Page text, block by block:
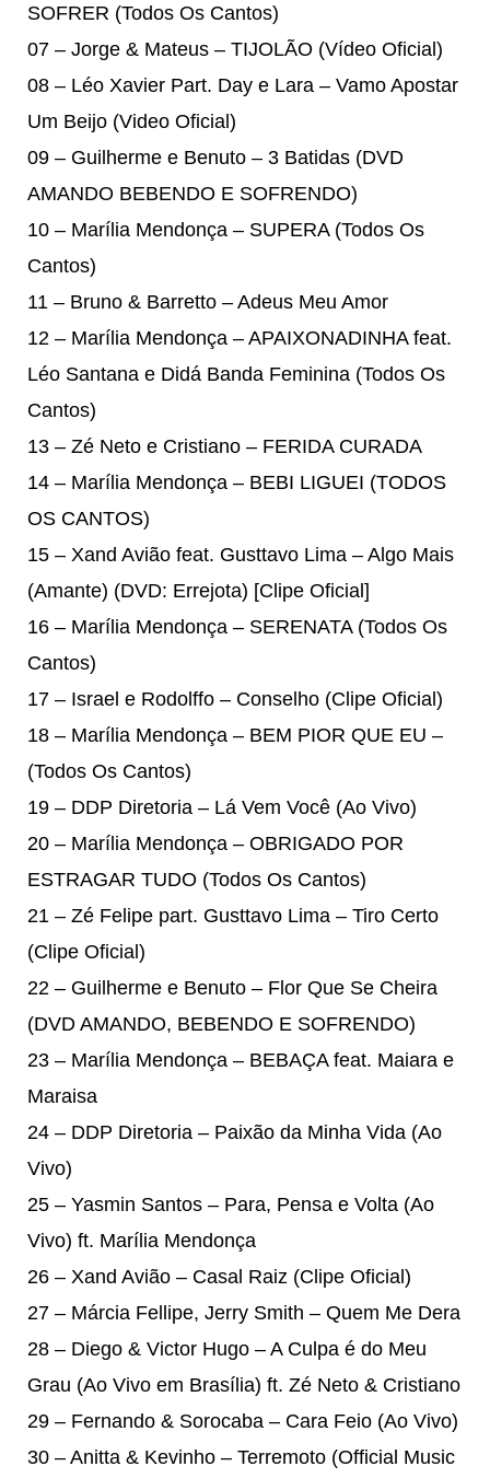
SOFRER (Todos Os Cantos)
07 – Jorge & Mateus – TIJOLÃO (Vídeo Oficial)
08 – Léo Xavier Part. Day e Lara – Vamo Apostar
Um Beijo (Video Oficial)
09 – Guilherme e Benuto – 3 Batidas (DVD
AMANDO BEBENDO E SOFRENDO)
10 – Marília Mendonça – SUPERA (Todos Os
Cantos)
11 – Bruno & Barretto – Adeus Meu Amor
12 – Marília Mendonça – APAIXONADINHA feat.
Léo Santana e Didá Banda Feminina (Todos Os
Cantos)
13 – Zé Neto e Cristiano – FERIDA CURADA
14 – Marília Mendonça – BEBI LIGUEI (TODOS
OS CANTOS)
15 – Xand Avião feat. Gusttavo Lima – Algo Mais
(Amante) (DVD: Errejota) [Clipe Oficial]
16 – Marília Mendonça – SERENATA (Todos Os
Cantos)
17 – Israel e Rodolffo – Conselho (Clipe Oficial)
18 – Marília Mendonça – BEM PIOR QUE EU –
(Todos Os Cantos)
19 – DDP Diretoria – Lá Vem Você (Ao Vivo)
20 – Marília Mendonça – OBRIGADO POR
ESTRAGAR TUDO (Todos Os Cantos)
21 – Zé Felipe part. Gusttavo Lima – Tiro Certo
(Clipe Oficial)
22 – Guilherme e Benuto – Flor Que Se Cheira
(DVD AMANDO, BEBENDO E SOFRENDO)
23 – Marília Mendonça – BEBAÇA feat. Maiara e
Maraisa
24 – DDP Diretoria – Paixão da Minha Vida (Ao
Vivo)
25 – Yasmin Santos – Para, Pensa e Volta (Ao
Vivo) ft. Marília Mendonça
26 – Xand Avião – Casal Raiz (Clipe Oficial)
27 – Márcia Fellipe, Jerry Smith – Quem Me Dera
28 – Diego & Victor Hugo – A Culpa é do Meu
Grau (Ao Vivo em Brasília) ft. Zé Neto & Cristiano
29 – Fernando & Sorocaba – Cara Feio (Ao Vivo)
30 – Anitta & Kevinho – Terremoto (Official Music